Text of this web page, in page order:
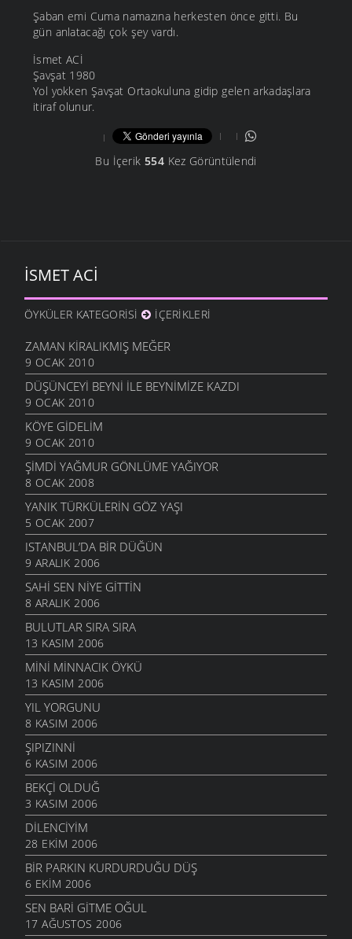
Şaban emi Cuma namazına herkesten önce gitti. Bu
gün anlatacağı çok şey vardı.
İsmet ACİ
Şavşat 1980
Yol yokken Şavşat Ortaokuluna gidip gelen arkadaşlara
itiraf olunur.
Bu İçerik 554Kez Görüntülendi
İSMET ACI
ÖYKÜLER KATEGORISI İÇERIKLERI
ZAMAN KIRALIKMIŞ MEĞER
9 OCAK 2010
DÜŞÜNCEYI BEYNI İLE BEYNIMIZE KAZDI
9 OCAK 2010
KÖYE GIDELIM
9 OCAK 2010
ŞIMDI YAĞMUR GÖNLÜME YAĞIYOR
8 OCAK 2008
YANIK TÜRKÜLERIN GÖZ YAŞI
5 OCAK 2007
ISTANBUL’DA BIR DÜĞÜN
9 ARALIK 2006
SAHI SEN NIYE GITTIN
8 ARALIK 2006
BULUTLAR SIRA SIRA
13 KASIM 2006
MINI MINNACIK ÖYKÜ
13 KASIM 2006
YIL YORGUNU
8 KASIM 2006
ŞIPIZINNI
6 KASIM 2006
BEKÇI OLDUĞ
3 KASIM 2006
DİLENCİYİM
28 EKIM 2006
BIR PARKIN KURDURDUĞU DÜŞ
6 EKIM 2006
SEN BARİ GİTME OĞUL
17 AĞUSTOS 2006